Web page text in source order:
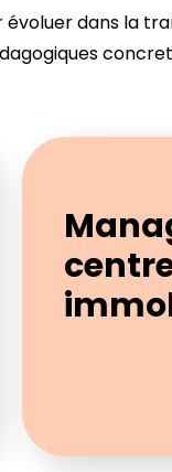
dans la